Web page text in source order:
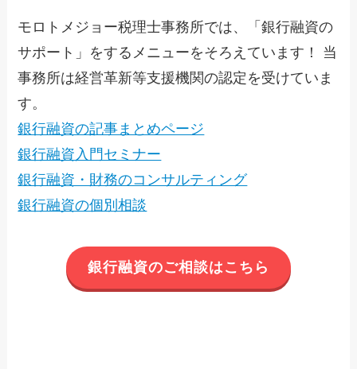
モロトメジョー税理士事務所では、「銀行融資の
サポート」をするメニューをそろえています！ 当
事務所は経営革新等支援機関の認定を受けていま
す。
銀行融資の記事まとめページ
銀行融資入門セミナー
銀行融資・財務のコンサルティング
銀行融資の個別相談
銀行融資のご相談はこちら